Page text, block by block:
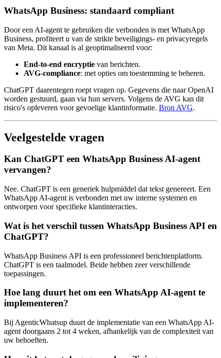
WhatsApp Business: standaard compliant
Door een AI-agent te gebruiken die verbonden is met WhatsApp
Business, profiteert u van de strikte beveiligings- en privacyregels
van Meta. Dit kanaal is al geoptimaliseerd voor:
End-to-end encryptie van berichten.
AVG-compliance: met opties om toestemming te beheren.
ChatGPT daarentegen roept vragen op. Gegevens die naar OpenAI
worden gestuurd, gaan via hun servers. Volgens de AVG kan dit
risico's opleveren voor gevoelige klantinformatie. Bron AVG.
Veelgestelde vragen
Kan ChatGPT een WhatsApp Business AI-agent
vervangen?
Nee. ChatGPT is een generiek hulpmiddel dat tekst genereert. Een
WhatsApp AI-agent is verbonden met uw interne systemen en
ontworpen voor specifieke klantinteracties.
Wat is het verschil tussen WhatsApp Business API en
ChatGPT?
WhatsApp Business API is een professioneel berichtenplatform.
ChatGPT is een taalmodel. Beide hebben zeer verschillende
toepassingen.
Hoe lang duurt het om een WhatsApp AI-agent te
implementeren?
Bij AgenticWhatsup duurt de implementatie van een WhatsApp AI-
agent doorgaans 2 tot 4 weken, afhankelijk van de complexiteit van
uw behoeften.